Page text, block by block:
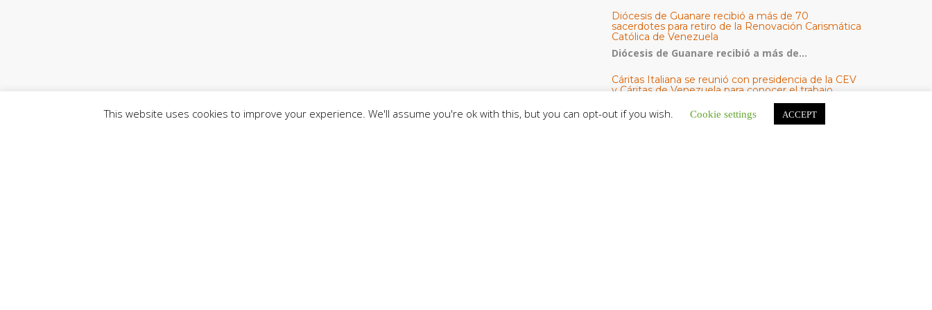
Diócesis de Guanare recibió a más de 70
sacerdotes para retiro de la Renovación Carismática
Católica de Venezuela
Diócesis de Guanare recibió a más de...
Cáritas Italiana se reunió con presidencia de la CEV
y Cáritas de Venezuela para conocer el trabajo
Una delegación encabezada por el padre Marco...
This website uses cookies to improve your experience. We'll assume you're ok with this, but you can opt-out if you wish. Cookie settings ACCEPT